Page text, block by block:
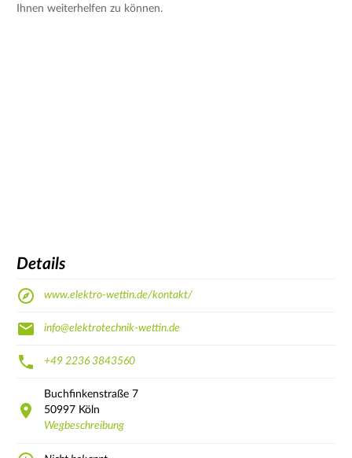
Ihnen weiterhelfen zu können.
Details
www.elektro-wettin.de/kontakt/
info@elektrotechnik-wettin.de
+49 2236 3843560
Buchfinkenstraße 7
50997 Köln
Wegbeschreibung